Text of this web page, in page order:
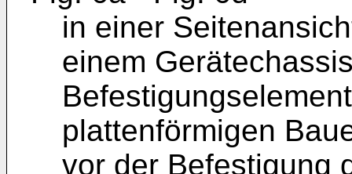
in einer
einem
plattenförmigen
vor der Befestigung